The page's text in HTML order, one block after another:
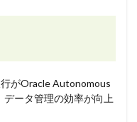
がOracle Autonomous
ータ管理の効率が向上